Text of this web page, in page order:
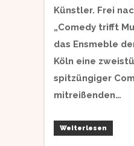
Künstler. Frei
„Comedy trifft
das Ensmeble
Köln eine
spitzüngiger
mitreißenden…
Weiterlesen